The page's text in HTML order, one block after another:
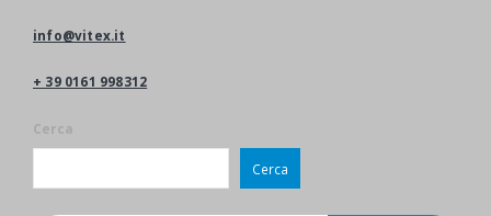
info@vitex.it
+ 39 0161 998312
Cerca
Cerca